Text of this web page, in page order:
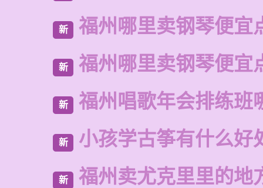
新 福州哪里卖钢琴便宜
新 福州哪里卖钢琴便宜
新 福州唱歌年会排练班
新 小孩学古筝有什么好
新 福州卖尤克里里的地